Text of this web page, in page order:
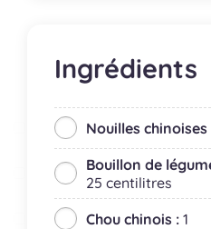
Ingrédients
Nouilles chinoises
Bouillon de
25 centilitres
Chou chinois : 1